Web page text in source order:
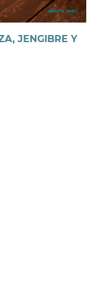
JENGIBRE Y